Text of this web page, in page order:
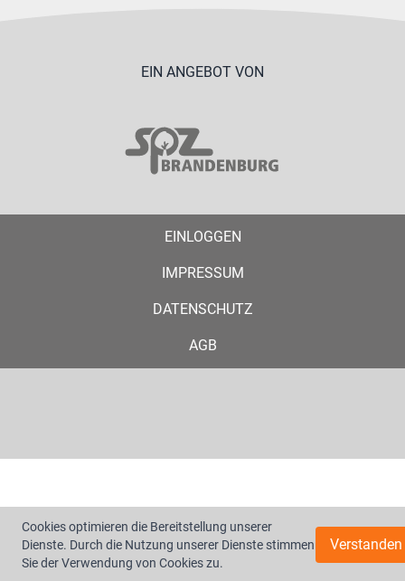
EIN ANGEBOT VON
EINLOGGEN
IMPRESSUM
DATENSCHUTZ
AGB
Cookies optimieren die Bereitstellung unserer
Dienste. Durch die Nutzung unserer Dienste stimmen
Sie der Verwendung von Cookies zu.
Verstanden